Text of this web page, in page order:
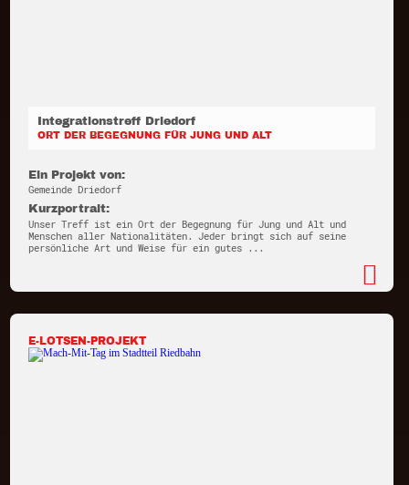
Integrationstreff Driedorf
ORT DER BEGEGNUNG FÜR JUNG UND ALT
Ein Projekt von:
Gemeinde Driedorf
Kurzportrait:
Unser Treff ist ein Ort der Begegnung für Jung und Alt und
Menschen aller Nationalitäten. Jeder bringt sich auf seine
persönliche Art und Weise für ein gutes ...
E-LOTSEN-PROJEKT